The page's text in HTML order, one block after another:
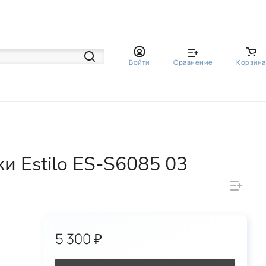
Войти Сравнение Корзина
Estilo ES-S6085 03
5 300 ₽